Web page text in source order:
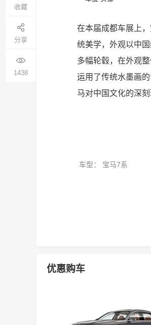
收藏
分享
1438
在本届成都车展上
统美学，外观以中
多幅轮毂，在外观
运用了传统水墨画
马对中国文化的深
车型： 宝马7系
优惠购车